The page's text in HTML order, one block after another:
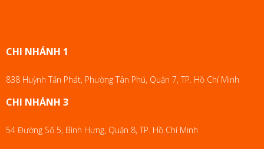
CHI NHÁNH 1
838 Huỳnh Tấn Phát, Phường Tân Phú, Quận 7, TP. Hồ Chí Minh
CHI NHÁNH 3
54 Đường Số 5, Bình Hưng, Quận 8, TP. Hồ Chí Minh